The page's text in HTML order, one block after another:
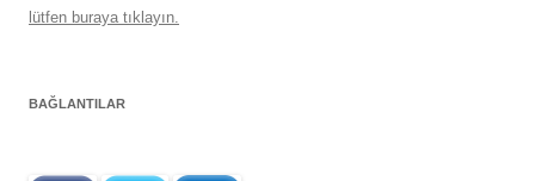
lütfen buraya tıklayın.
BAĞLANTILAR